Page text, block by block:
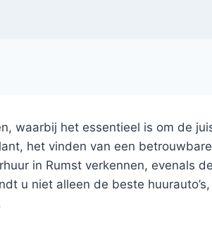
waarbij het essentieel is om de
het vinden van een
in Rumst verkennen, evenals
u niet alleen de beste